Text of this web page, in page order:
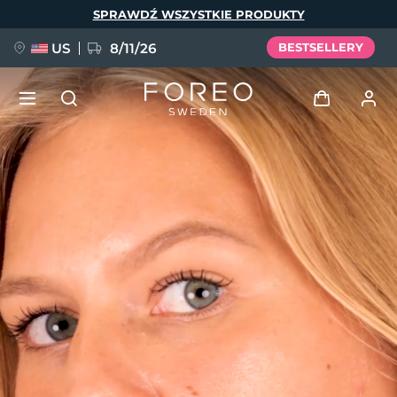
SPRAWDŹ WSZYSTKIE PRODUKTY
US 8/11/26 BESTSELLERY
Zaloguj
Profil użytkownika
Moje urządzenia
Moje zamówienia
Moje adresy
Moje subskrypcje
NOWOŚĆ
FAQ™ Pure Beauty-Tech Elixir
issa™ Teeth Whitening Set
Deutsch
Español
Français
Italiano
Português
Polski
Svenska
Türkçe
简体中文 繁體中文